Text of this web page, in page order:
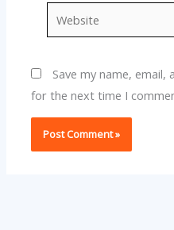
Website
Save my name,
for the next time I